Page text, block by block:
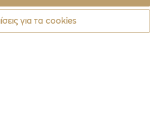
για τα cookies